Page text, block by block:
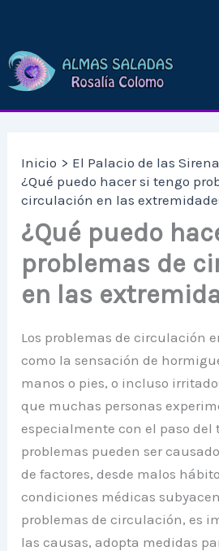
contenido
Inicio
El Palacio de las
¿Qué puedo hacer si tengo
circulación en las
¿Qué puedo
problemas de
en las
Los problemas de circulación
como la sensación de
manos o pies, o incluso
que muchas personas
especialmente con el paso del
problemas pueden ser
de factores, desde malos
condiciones médicas
problemas de circulación, es
las causas, adopta medidas